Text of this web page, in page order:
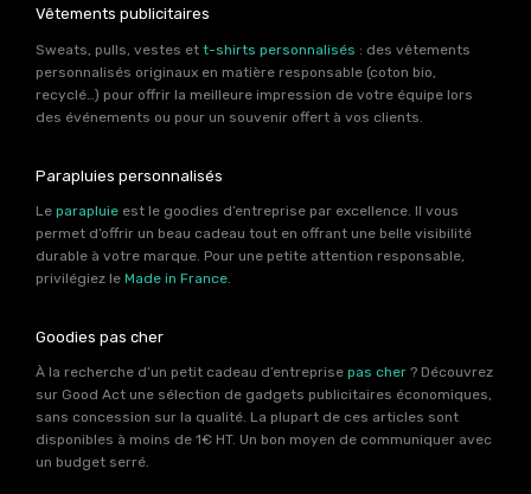
Vêtements publicitaires
Sweats, pulls, vestes et t-shirts personnalisés : des vêtements
personnalisés originaux en matière responsable (coton bio,
recyclé…) pour offrir la meilleure impression de votre équipe lors
des événements ou pour un souvenir offert à vos clients.
Parapluies personnalisés
Le parapluie est le goodies d’entreprise par excellence. Il vous
permet d’offrir un beau cadeau tout en offrant une belle visibilité
durable à votre marque. Pour une petite attention responsable,
privilégiez le Made in France.
Goodies pas cher
À la recherche d’un petit cadeau d’entreprise pas cher ? Découvrez
sur Good Act une sélection de gadgets publicitaires économiques,
sans concession sur la qualité. La plupart de ces articles sont
disponibles à moins de 1€ HT. Un bon moyen de communiquer avec
un budget serré.